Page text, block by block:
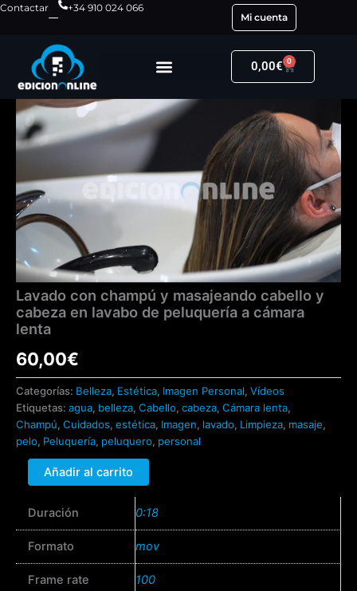
Ir
contenido
Contactar
+34 910 024 066
Mi cuenta
0,00€ 0
Carrito
Lavado con champú y masajeando cabello y
cabeza en lavabo de peluquería a cámara
lenta
60,00€
Categorías: Belleza, Estética, Imagen Personal, Vídeos
Etiquetas: agua, belleza, Cabello, cabeza, Cámara lenta,
Champú, Cuidados, estética, Imagen, lavado, Limpieza, masaje,
pelo, Peluquería, peluquero, personal
Lavado
con
champú
y
cabello
y
cabeza
en
lavabo
de
peluquería
a
cámara
lenta
Añadir al carrito
Duración 0:18
Formato mov
Frame rate 100